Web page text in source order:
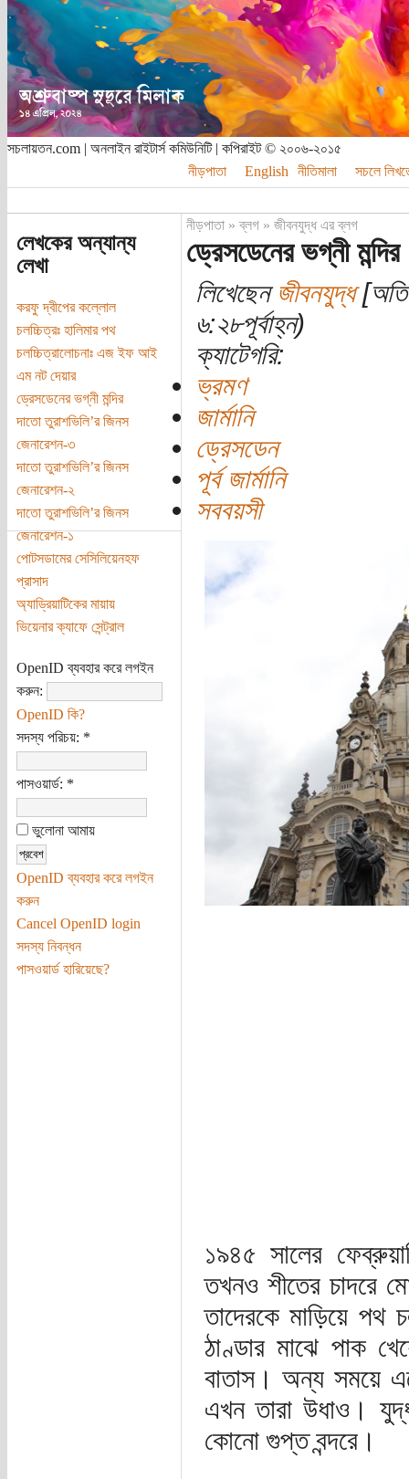
সচলায়তন.com | অনলাইন রাইটার্স কমিউনিটি | কপিরাইট © ২০০৬-২০১৫
নীড়পাতা
English নীতিমালা সচলে
লেখকের অন্যান্য
লেখা
করফু দ্বীপের কল্লোল
চলচ্চিত্রঃ হালিমার পথ
চলচ্চিত্রালোচনাঃ এজ ইফ আই
এম নট দেয়ার
ড্রেসডেনের ভগ্নী মন্দির
দাতো তুরাশভিলি’র জিনস
জেনারেশন-৩
দাতো তুরাশভিলি’র জিনস
জেনারেশন-২
দাতো তুরাশভিলি’র জিনস
জেনারেশন-১
পোটসডামের সেসিলিয়েনহফ
প্রাসাদ
অ্যাড্রিয়াটিকের মায়ায়
ভিয়েনার ক্যাফে সেন্ট্রাল
OpenID ব্যবহার করে লগইন
করুন:
OpenID কি?
সদস্য পরিচয়: *
পাসওয়ার্ড: *
ভুলোনা আমায়
OpenID ব্যবহার করে লগইন
করুন
Cancel OpenID login
সদস্য নিবন্ধন
পাসওয়ার্ড হারিয়েছে?
নীড়পাতা»ব্লগ» জীবনযুদ্ধ এর ব্লগ
ড্রেসডেনের ভগ্নী মন্দির
লিখেছেনজীবনযুদ্ধ
৬:২৮পূর্বাহ্ন)
ক্যাটেগরি:
ভ্রমণ
জার্মানি
ড্রেসডেন
পূর্ব জার্মানি
সববয়সী
১৯৪৫ সালের
তখনও শীতের চাদরে
তাদেরকে মাড়িয়ে পথ
ঠাণ্ডার মাঝে পাক
বাতাস। অন্য সময়ে
এখন তারা উধাও।
কোনো গুপ্ত বন্দরে।